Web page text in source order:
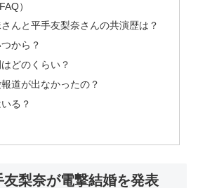
）
んと平手友梨奈さんの共演歴は？
から？
どのくらい？
道が出なかったの？
る？
梨奈が電撃結婚を発表